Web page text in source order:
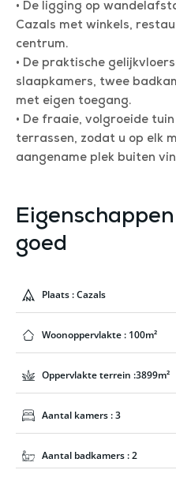
• De ligging op
Cazals met winkels,
centrum.
• De praktische
slaapkamers, twee
met eigen toegang.
• De fraaie, volgroeide
terrassen, zodat u op elk
aangename plek buiten
goed
Plaats : Cazals
Woonoppervlakte : 100m²
Oppervlakte terrein :3899m²
Aantal kamers : 3
Aantal badkamers : 2